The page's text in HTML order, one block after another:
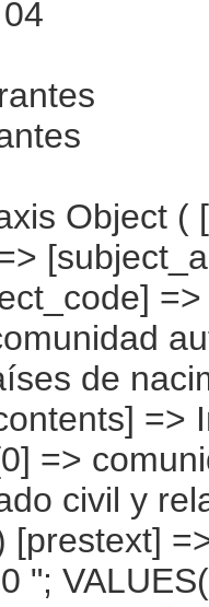
=> Array ( [0] => Total [1] => No casado/a [2] => Esposos con igual país de nacimiento (diferente de España) y que conviven. [3] => Esposos con igual país de nacimiento (diferente de España) y que no conviven. [4] => Esposos con distinto país de nacimiento (diferente de España) y que conviven. [5] => Esposos con distinto país de nacimiento (diferente de España) y que no conviven. [6] => El esposo/a del inmigrante es español y conviven. [7] => El esposo/a del inmigrante es español y no conviven. ) ) [codes] => Array ( [comunidades autónomas] => "CA00","CA01","CA02","CA03","CA04","CA05", "CA06","CA07","CA08","CA09","CA10","CA11","CA12","CA13","CA14","CA15",